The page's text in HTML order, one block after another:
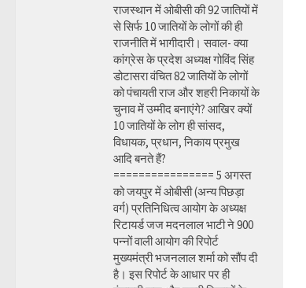
राजस्थान में ओबीसी की 92 जातियों में
से सिर्फ 10 जातियों के लोगों की ही
राजनीति में भागीदारी। सवाल- क्या
कांग्रेस के प्रदेश अध्यक्ष गोविंद सिंह
डोटासरा वंचित 82 जातियों के लोगों
को पंचायती राज और शहरी निकायों के
चुनाव में उम्मीद बनाएंगे? आखिर क्यों
10 जातियों के लोग ही सांसद,
विधायक, प्रधान, निकाय प्रमुख
आदि बनते हैं?
================ 5 अगस्त
को जयपुर में ओबीसी (अन्य पिछड़ा
वर्ग) प्रतिनिधित्व आयोग के अध्यक्ष
रिटायर्ड जज मदनलाल भाटी ने 900
पन्नों वाली आयोग की रिपोर्ट
मुख्यमंत्री भजनलाल शर्मा को सौंप दी
है। इस रिपोर्ट के आधार पर ही